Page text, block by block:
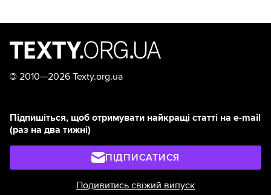
© 2010—2026 Texty.org.ua
Підпишіться, щоб отримувати найкращі статті на e-mail
(раз на два тижні)
ПІДПИСАТИСЯ
Подивитись свіжий випуск